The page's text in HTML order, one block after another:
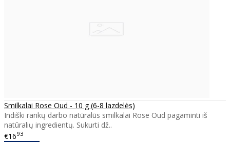
Smilkalai Rose Oud - 10 g (6-8 lazdelės)
Indiški rankų darbo natūralūs smilkalai Rose Oud pagaminti iš
natūralių ingredientų. Sukurti dž..
€1693